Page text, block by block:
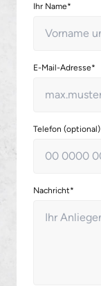
Ihr Name*
E-Mail-Adresse*
Telefon (optional)
Nachricht*